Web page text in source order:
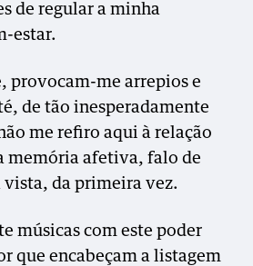
de regular a minha
estar.
provocam-me arrepios e
de tão inesperadamente
me refiro aqui à relação
memória afetiva, falo de
da primeira vez.
músicas com este poder
que encabeçam a listagem